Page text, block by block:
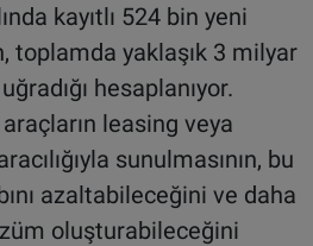
kayıtlı 524 bin yeni
toplamda yaklaşık 3 milyar
hesaplanıyor.
leasing veya
sunulmasının, bu
azaltabileceğini ve daha
oluşturabileceğini